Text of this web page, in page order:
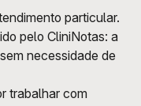
particular.
pelo CliniNotas: a
necessidade de
trabalhar com